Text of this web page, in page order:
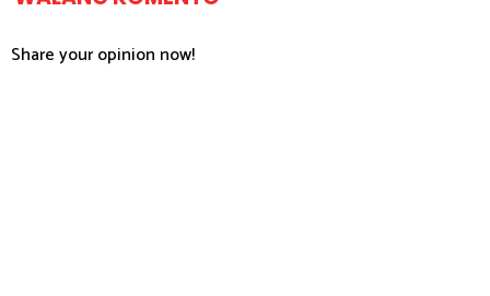
Share your opinion now!